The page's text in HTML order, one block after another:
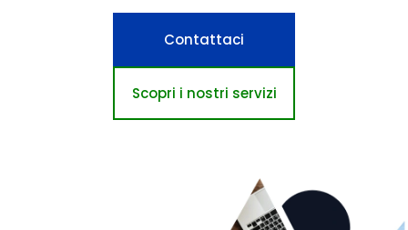
Contattaci
Scopri i nostri servizi